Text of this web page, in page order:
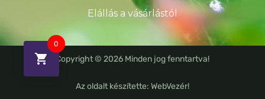
Elállás a vásárlástól
Copyright © 2026 Minden jog fenntartva!
Az oldalt készítette: WebVezér!
0